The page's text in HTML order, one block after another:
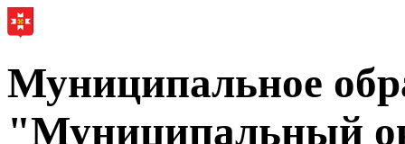
Муниципальное
"Муниципальный